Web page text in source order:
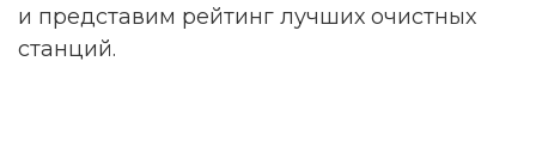
и представим рейтинг лучших очистных
станций.